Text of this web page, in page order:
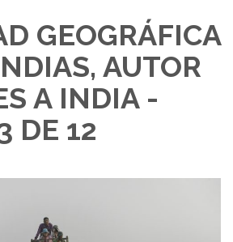
GEOGRÁFICA
AUTOR
A INDIA -
DE 12